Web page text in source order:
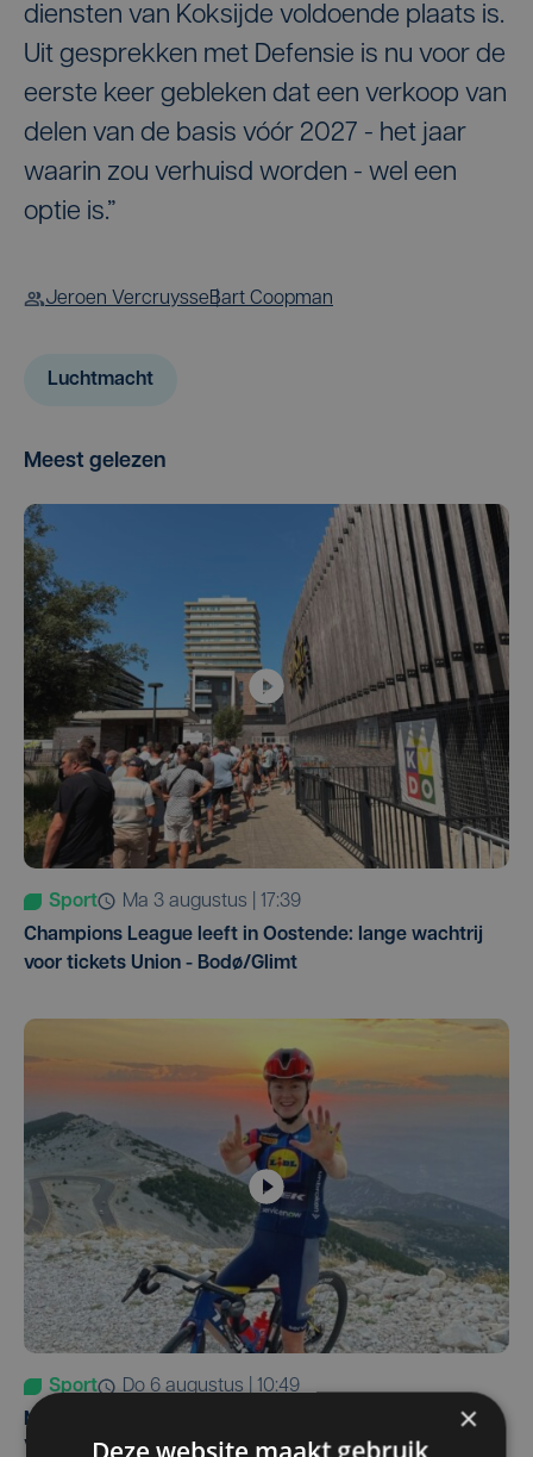
diensten van Koksijde voldoende plaats is.
Uit gesprekken met Defensie is nu voor de
eerste keer gebleken dat een verkoop van
delen van de basis vóór 2027 - het jaar
waarin zou verhuisd worden - wel een
optie is.”
Jeroen VercruysseBart Coopman
Luchtmacht
Meest gelezen
Sport
ma 3 augustus | 17:39
Champions League leeft in Oostende: lange wachtrij
voor tickets Union - Bodø/Glimt
Sport
do 6 augustus | 10:49
Margot Vanpachtenbeke beklimt zeven keer de Mont
Ventoux
×